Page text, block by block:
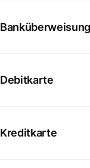
Banküberweisung
Debitkarte
Kreditkarte